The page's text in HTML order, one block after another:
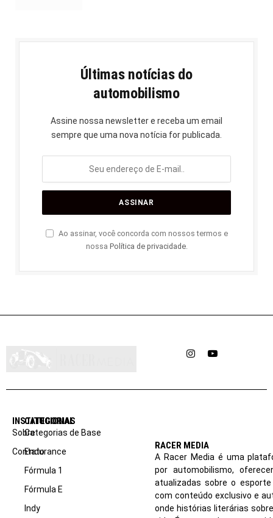
Últimas notícias do
automobilismo
Assine nossa newsletter e receba um email
sempre que uma nova notícia for publicada.
Ao assinar, você concorda com nossos termos e
nossa Política de privacidade.
InstagramYouTube
INSTITUCIONAL
Sobre
Contato
CATEGORIAS
Categorias de Base
Endurance
Fórmula 1
Fórmula E
Indy
RACER MEDIA
A Racer Media é uma
por automobilismo,
atualizadas sobre o
com conteúdo exclusivo e
onde histórias literárias